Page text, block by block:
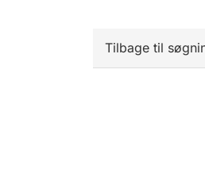
Tilbage til